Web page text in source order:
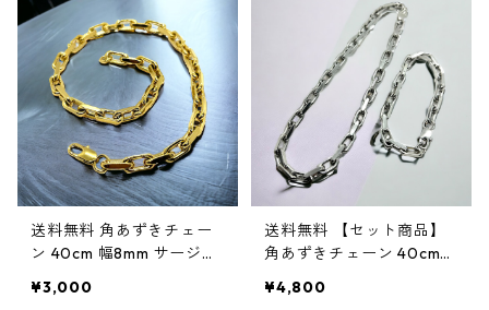
ト 金属アレルギー対応 sil
ver925
ップホップ HIPHOP スト
送料無料 角あずきチェー
ン 40cm 幅8mm サージカ
レルギー対応 極太 ゴール
¥3,000
送料無料 【セット商品】
角あずきチェーン 40cm
0cm 幅8mm サージカルス
¥4,800